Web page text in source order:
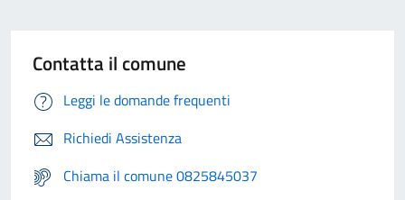
Contatta il comune
Leggi le domande frequenti
Richiedi Assistenza
Chiama il comune 0825845037